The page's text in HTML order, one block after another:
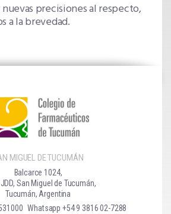
nuevas precisiones al respecto,
a la brevedad.
MIGUEL DE TUCUMÁN
Balcarce 1024,
San Miguel de Tucumán,
Tucumán, Argentina
Whatsapp +54 9 3816 02-7288